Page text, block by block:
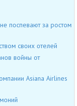
поспевают за ростом
своих отелей
войны от
Asiana Airlines